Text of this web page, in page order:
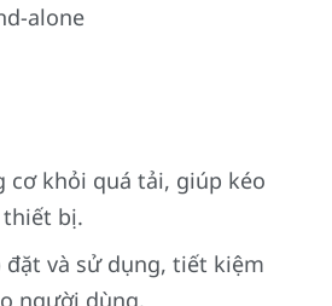
alone
cơ khỏi quá tải, giúp kéo
bị.
đặt và sử dụng, tiết kiệm
người dùng.